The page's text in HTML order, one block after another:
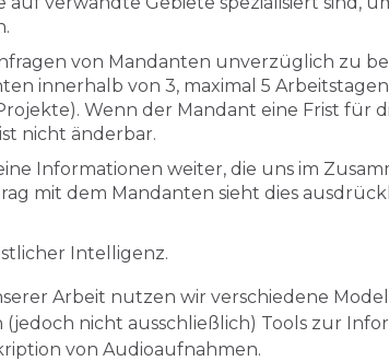
von Mandanten unverzüglich zu
innerhalb von 3, maximal 5
Wenn der Mandant eine Frist für
nicht änderbar.
Informationen weiter, die uns im
mit dem Mandanten sieht dies
Intelligenz.
Arbeit nutzen wir verschiedene
(jedoch nicht ausschließlich) Tools zur
von Audioaufnahmen.